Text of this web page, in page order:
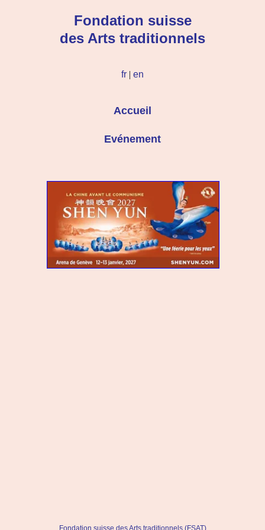
Fondation suisse
des Arts traditionnels
fr | en
Accueil
Evénement
Fondation suisse des Arts traditionnels (FSAT)